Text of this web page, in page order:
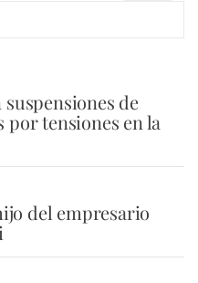
de
por tensiones en la
del empresario